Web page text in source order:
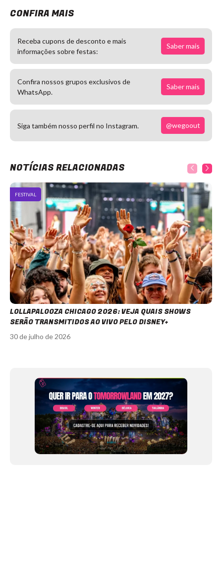
CONFIRA MAIS
Receba cupons de desconto e mais
informações sobre festas:
Saber mais
Confira nossos grupos exclusivos de
WhatsApp.
Saber mais
Siga também nosso perfil no Instagram. @wegoout
NOTÍCIAS RELACIONADAS
FESTIVAL
LOLLAPALOOZA CHICAGO 2026: VEJA QUAIS SHOWS
SERÃO TRANSMITIDOS AO VIVO PELO DISNEY+
30 de julho de 2026